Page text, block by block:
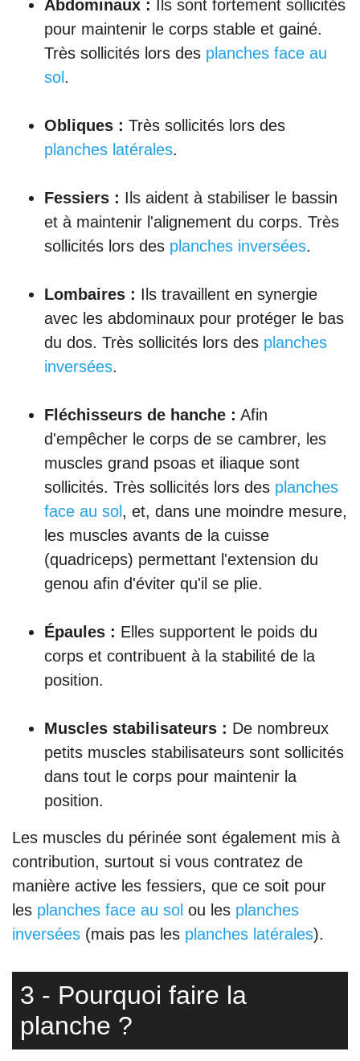
Abdominaux : Ils sont fortement sollicités
pour maintenir le corps stable et gainé.
Très sollicités lors des planches face au
sol .
Obliques : Très sollicités lors des
planches latérales.
Fessiers : Ils aident à stabiliser le bassin
et à maintenir l'alignement du corps. Très
sollicités lors des planches inversées.
Lombaires : Ils travaillent en synergie
avec les abdominaux pour protéger le bas
du dos. Très sollicités lors des planches
inversées.
Fléchisseurs de hanche : Afin
d'empêcher le corps de se cambrer, les
muscles grand psoas et iliaque sont
sollicités. Très sollicités lors des planches
face au sol , et, dans une moindre mesure,
les muscles avants de la cuisse
(quadriceps) permettant l'extension du
genou afin d'éviter qu'il se plie.
Épaules : Elles supportent le poids du
corps et contribuent à la stabilité de la
position.
Muscles stabilisateurs : De nombreux
petits muscles stabilisateurs sont sollicités
dans tout le corps pour maintenir la
position.
Les muscles du périnée sont également mis à
contribution, surtout si vous contratez de
manière active les fessiers, que ce soit pour
les planches face au sol ou les planches
inversées (mais pas les planches latérales).
3 - Pourquoi faire la
planche ?